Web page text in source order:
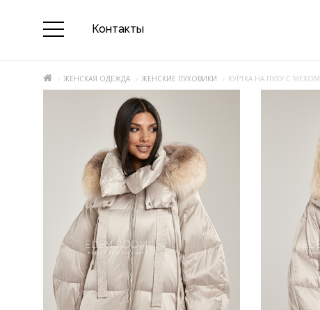
Контакты
ЖЕНСКАЯ ОДЕЖДА ЖЕНСКИЕ ПУХОВИКИ КУРТКА НА ПУХУ С МЕХОМ